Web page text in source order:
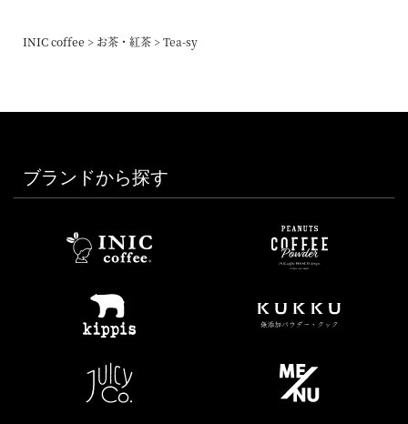
INIC coffee お茶・紅茶 Tea-sy
ブランドから探す